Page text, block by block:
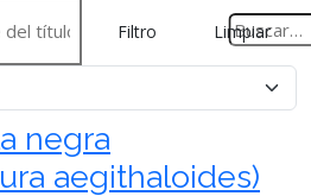
Filtro Limpiar
negra
aegithaloides)